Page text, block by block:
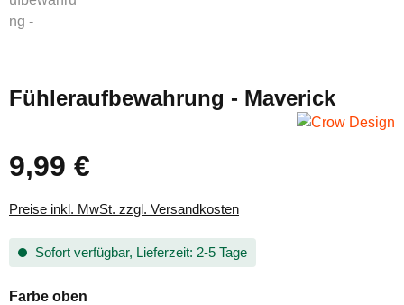
Fühleraufbewahrung - Maverick
Regulärer Preis:
9,99 €
Preise inkl. MwSt. zzgl. Versandkosten
Sofort verfügbar, Lieferzeit: 2-5 Tage
Farbe oben